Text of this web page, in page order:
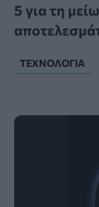
5 για τη
ΤΕΧΝΟΛΟΓΊΑ